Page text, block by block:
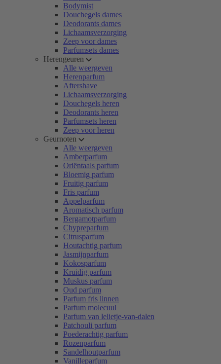
Bodymist
Douchegels dames
Deodorants dames
Lichaamsverzorging
Zeep voor dames
Parfumsets dames
Herengeuren
Alle weergeven
Herenparfum
Aftershave
Lichaamsverzorging
Douchegels heren
Deodorants heren
Parfumsets heren
Zeep voor heren
Geurnoten
Alle weergeven
Amberparfum
Oriëntaals parfum
Bloemig parfum
Fruitig parfum
Fris parfum
Appelparfum
Aromatisch parfum
Bergamotparfum
Chypreparfum
Citrusparfum
Houtachtig parfum
Jasmijnparfum
Kokosparfum
Kruidig parfum
Muskus parfum
Oud parfum
Parfum fris linnen
Parfum molecuul
Parfum van lelietje-van-dalen
Patchouli parfum
Poederachtig parfum
Rozenparfum
Sandelhoutparfum
Vanilleparfum